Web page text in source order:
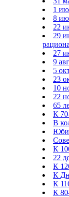
1
8
22
29
27
9
5
23
10
22
65
К
В
К
22
К
К
К
К